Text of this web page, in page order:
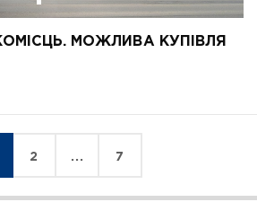
МОЖЛИВА КУПІВЛЯ
2 ... 7